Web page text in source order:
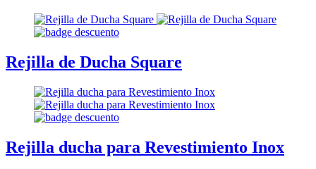
Rejilla de Ducha Square
Rejilla ducha para Revestimiento Inox